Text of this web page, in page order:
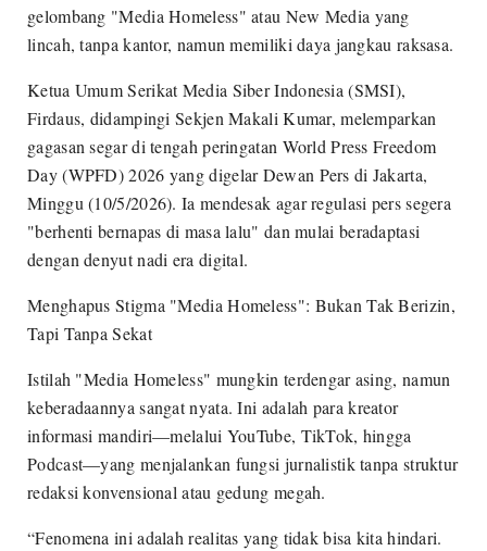
gelombang "Media Homeless" atau New Media yang
lincah, tanpa kantor, namun memiliki daya jangkau raksasa.
Ketua Umum Serikat Media Siber Indonesia (SMSI),
Firdaus, didampingi Sekjen Makali Kumar, melemparkan
gagasan segar di tengah peringatan World Press Freedom
Day (WPFD) 2026 yang digelar Dewan Pers di Jakarta,
Minggu (10/5/2026). Ia mendesak agar regulasi pers segera
"berhenti bernapas di masa lalu" dan mulai beradaptasi
dengan denyut nadi era digital.
Menghapus Stigma "Media Homeless": Bukan Tak Berizin,
Tapi Tanpa Sekat
Istilah "Media Homeless" mungkin terdengar asing, namun
keberadaannya sangat nyata. Ini adalah para kreator
informasi mandiri—melalui YouTube, TikTok, hingga
Podcast—yang menjalankan fungsi jurnalistik tanpa struktur
redaksi konvensional atau gedung megah.
“Fenomena ini adalah realitas yang tidak bisa kita hindari.